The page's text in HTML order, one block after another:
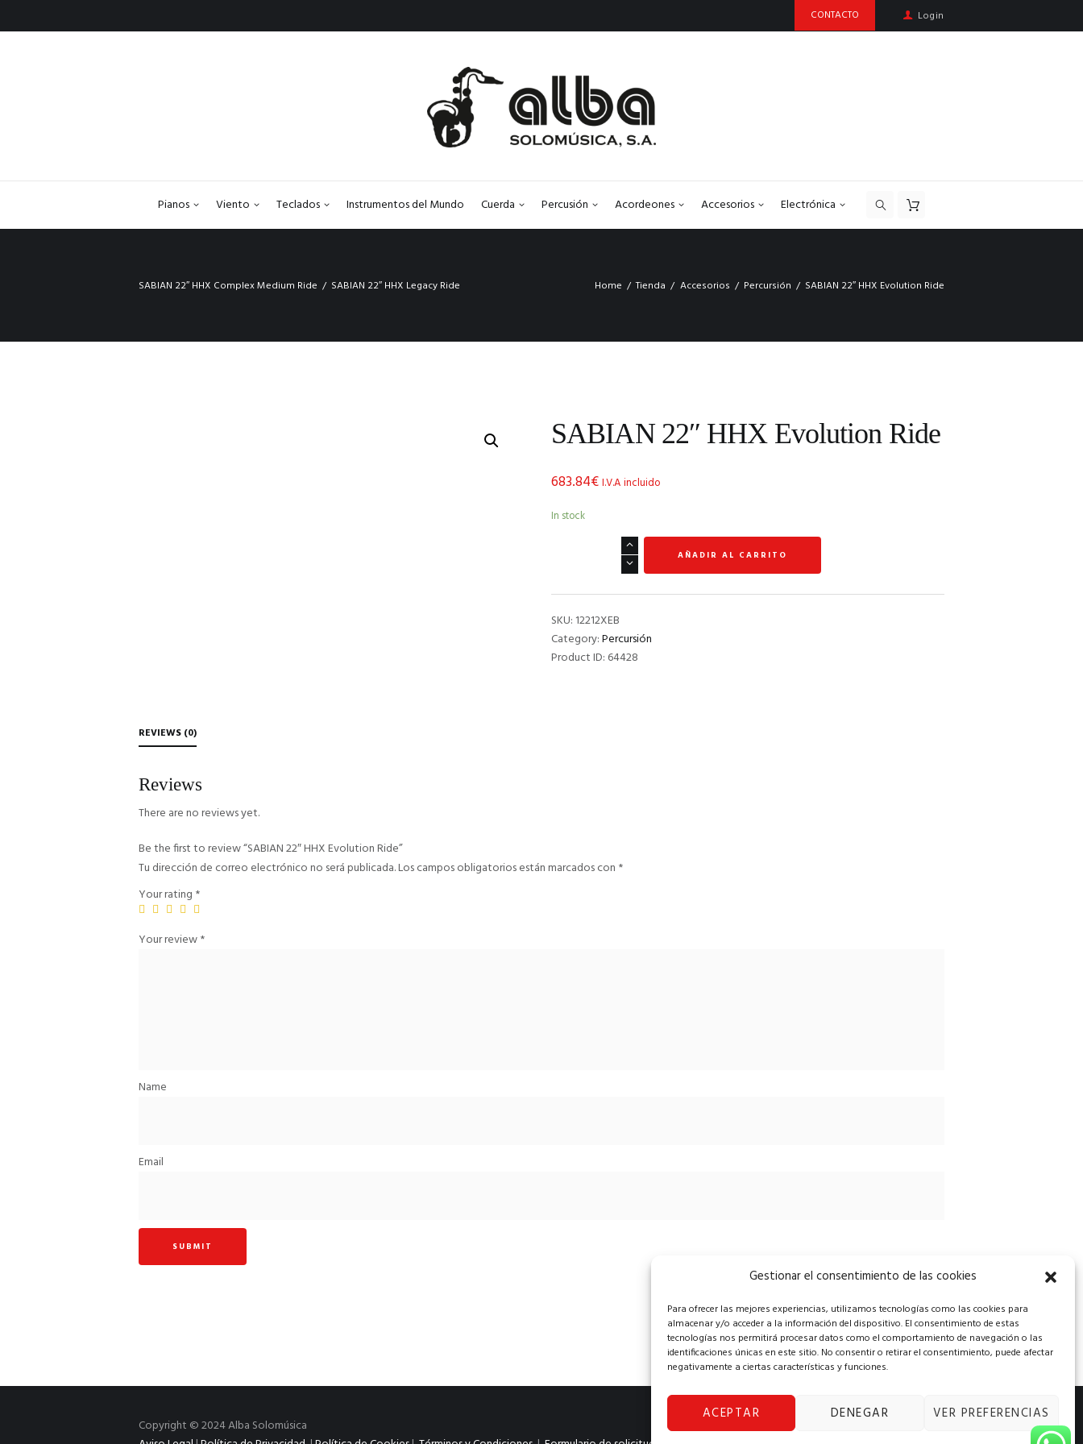
Gestionar el consentimiento de las cookies
Para ofrecer las mejores experiencias, utilizamos tecnologías como las cookies para
almacenar y/o acceder a la información del dispositivo. El consentimiento de estas
tecnologías nos permitirá procesar datos como el comportamiento de navegación o las
identificaciones únicas en este sitio. No consentir o retirar el consentimiento, puede afectar
negativamente a ciertas características y funciones.
ACEPTAR DENEGAR VER PREFERENCIAS
CONTACTO Login
Pianos Viento Teclados Instrumentos del Mundo Cuerda Percusión Acordeones Accesorios Electrónica
SABIAN 22″ HHX Complex Medium Ride SABIAN 22″ HHX Legacy Ride Home Tienda Accesorios Percursión SABIAN 22″ HHX Evolution Ride
SABIAN 22″ HHX Evolution Ride
683.84€I.V.A incluido
In stock
Evolution
Ride
quantity
AÑADIR AL CARRITO
SKU: 12212XEB
Category:Percursión
Product ID: 64428
REVIEWS (0)
Reviews
There are no reviews yet.
Be the first to review “SABIAN 22″ HHX Evolution Ride”
Tu dirección de correo electrónico no será publicada.Los campos obligatorios están marcados con *
Your rating *
Your review*
Name
Email
Copyright © 2024 Alba Solomúsica